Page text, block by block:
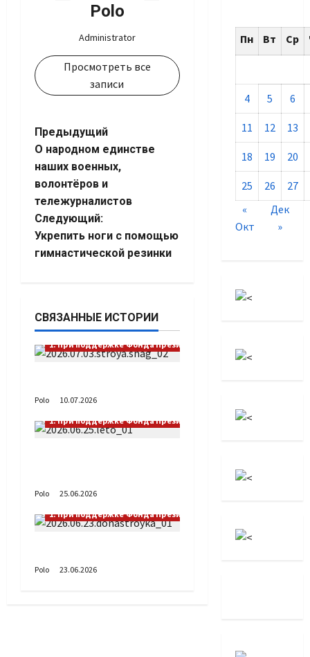
Polo
Administrator
Просмотреть все
записи
Навигация
записи
Предыдущий
О народном единстве
наших военных,
волонтёров и
тележурналистов
Следующий:
Укрепить ноги с помощью
гимнастической резинки
СВЯЗАННЫЕ ИСТОРИИ
1. При поддержке Фонда Президентских грантов
Polo
10.07.2026
1. При поддержке Фонда Президентских грантов
Polo
25.06.2026
1. При поддержке Фонда Президентских грантов
Polo 23.06.2026
Пн Вт Ср
4 5 6
11 12 13
18 19 20
25 26 27
«
Окт
Дек
»